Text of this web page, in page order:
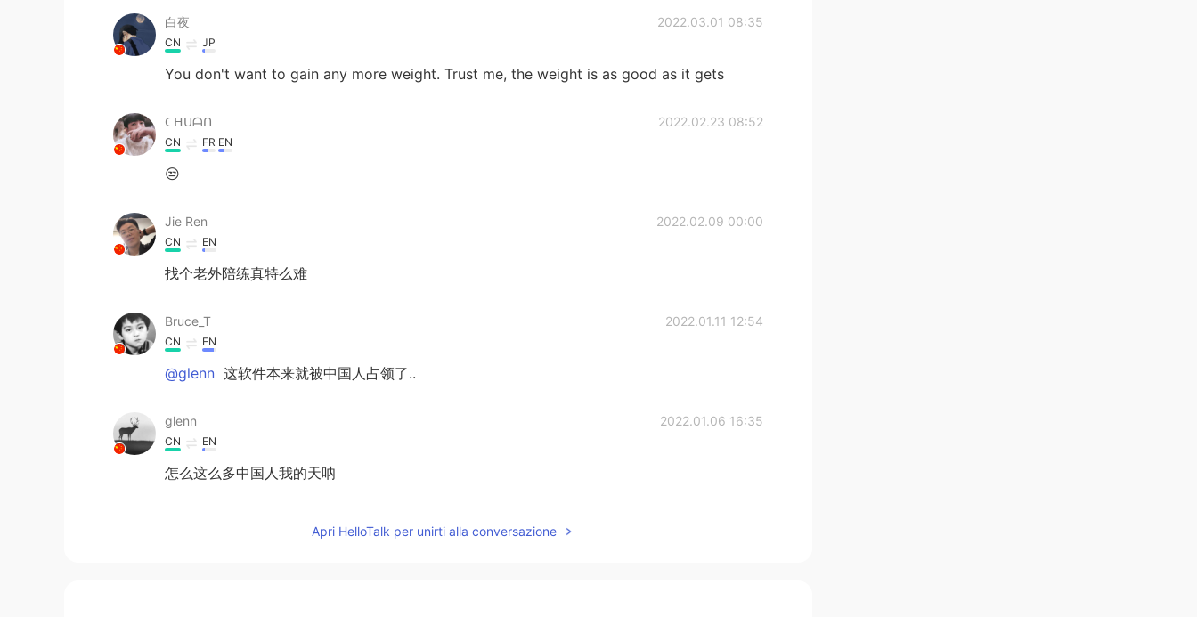
白夜 2022.03.01 08:35
CN JP
You don't want to gain any more weight. Trust me, the weight is as good as it gets
ᑕᕼᑌᗩᑎ 2022.02.23 08:52
CN FR EN
😒
Jie Ren 2022.02.09 00:00
CN EN
找个老外陪练真特么难
Bruce_T 2022.01.11 12:54
CN EN
@glenn 这软件本来就被中国人占领了..
glenn 2022.01.06 16:35
CN EN
怎么这么多中国人我的天呐
Apri HelloTalk per unirti alla conversazione